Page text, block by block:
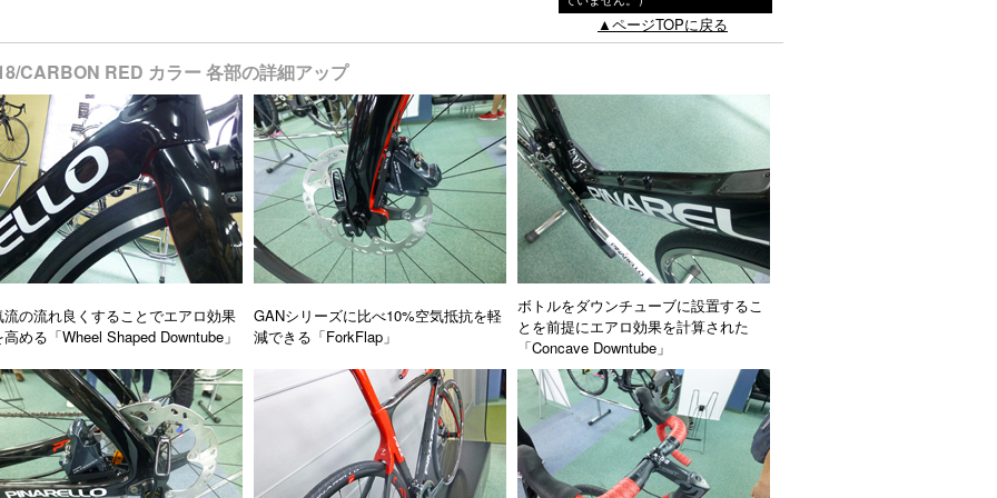
▲ページTOPに戻る
CARBON RED カラー 各部の詳細アップ
流の流れ良くすることでエアロ効果
高める「Wheel Shaped Downtube」
GANシリーズに比べ10%空気抵抗を軽
減できる「ForkFlap」
ボトルをダウンチューブに設置するこ
とを前提にエアロ効果を計算された
「Concave Downtube」